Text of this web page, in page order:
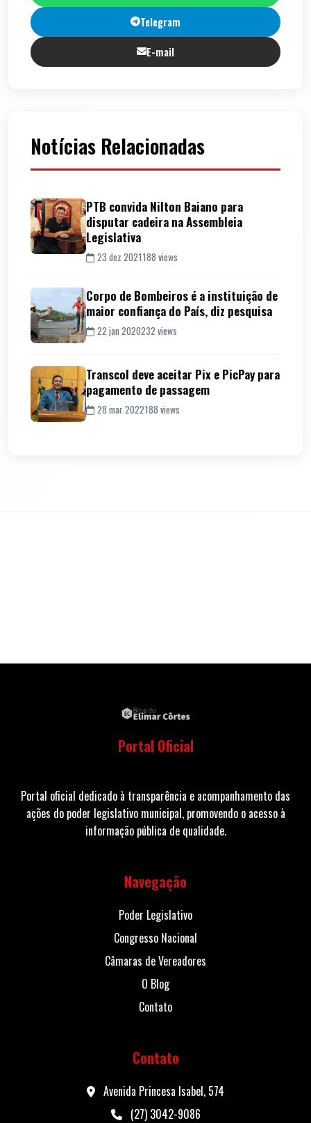
Telegram
E-mail
Notícias Relacionadas
PTB convida Nilton Baiano para
disputar cadeira na Assembleia
Legislativa
23 dez 2021188 views
Corpo de Bombeiros é a instituição de
maior confiança do País, diz pesquisa
22 jan 2020232 views
Transcol deve aceitar Pix e PicPay para
pagamento de passagem
28 mar 2022188 views
Portal Oficial
Portal oficial dedicado à transparência e acompanhamento das
ações do poder legislativo municipal, promovendo o acesso à
informação pública de qualidade.
Navegação
Poder Legislativo
Congresso Nacional
Câmaras de Vereadores
O Blog
Contato
Contato
Avenida Princesa Isabel, 574
(27) 3042-9086